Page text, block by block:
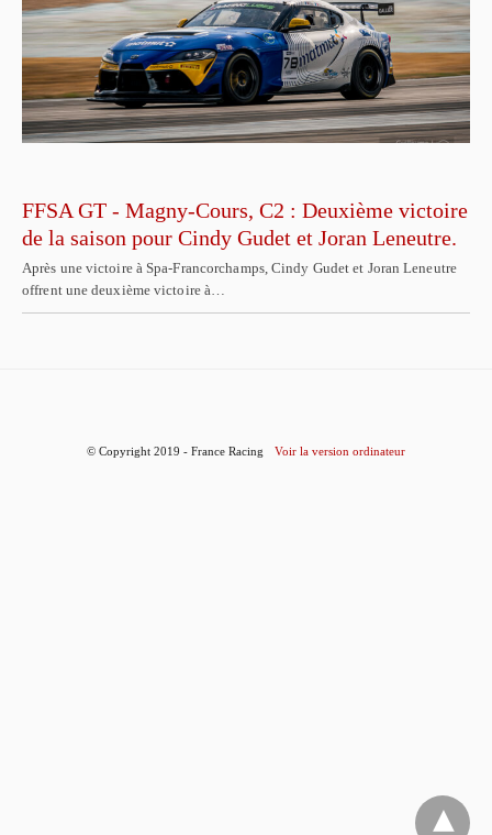
FFSA GT - Magny-Cours, C2 : Deuxième victoire
de la saison pour Cindy Gudet et Joran Leneutre.
Après une victoire à Spa-Francorchamps, Cindy Gudet et Joran Leneutre
offrent une deuxième victoire à…
© Copyright 2019 - France Racing Voir la version ordinateur